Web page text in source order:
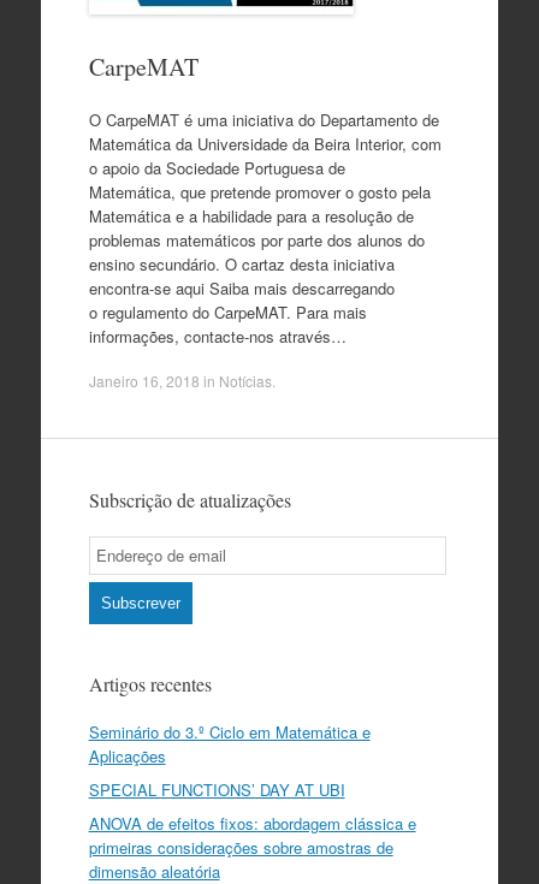
CarpeMAT
O CarpeMAT é uma iniciativa do Departamento de
Matemática da Universidade da Beira Interior, com
o apoio da Sociedade Portuguesa de
Matemática, que pretende promover o gosto pela
Matemática e a habilidade para a resolução de
problemas matemáticos por parte dos alunos do
ensino secundário. O cartaz desta iniciativa
encontra-se aqui Saiba mais descarregando
o regulamento do CarpeMAT. Para mais
informações, contacte-nos através…
Janeiro 16, 2018 in Notícias.
Subscrição de atualizações
Email
Subscription
Subscrever
Artigos recentes
Seminário do 3.º Ciclo em Matemática e
Aplicações
SPECIAL FUNCTIONS’ DAY AT UBI
ANOVA de efeitos fixos: abordagem clássica e
primeiras considerações sobre amostras de
dimensão aleatória